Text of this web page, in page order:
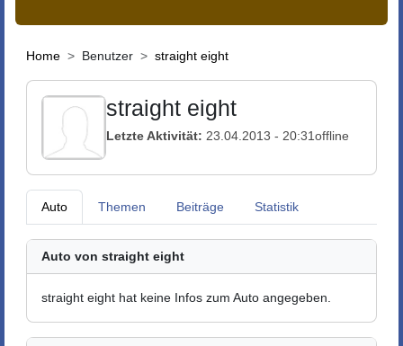
Home Benutzer straight eight
straight eight
Letzte Aktivität: 23.04.2013 - 20:31offline
Auto Themen Beiträge Statistik
Auto von straight eight
straight eight hat keine Infos zum Auto angegeben.